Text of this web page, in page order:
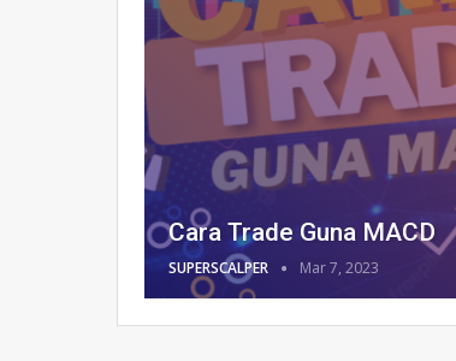
Cara Trade Guna MACD
SUPERSCALPER Mar 7, 2023